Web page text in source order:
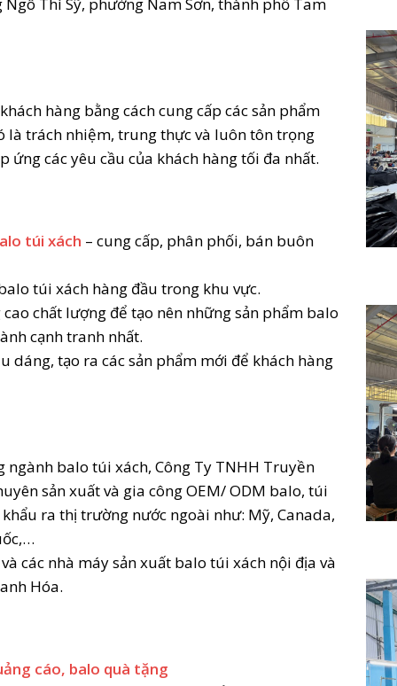
hàng bằng cách cung cấp các sản phẩm
là trách nhiệm, trung thực và luôn tôn trọng
ứng các yêu cầu của khách hàng tối đa nhất.
túi xách – cung cấp, phân phối, bán buôn
túi xách hàng đầu trong khu vực.
chất lượng để tạo nên những sản phẩm balo
cạnh tranh nhất.
dáng, tạo ra các sản phẩm mới để khách hàng
balo túi xách, Công Ty TNHH Truyền
sản xuất và gia công OEM/ ODM balo, túi
ra thị trường nước ngoài như: Mỹ, Canada,
các nhà máy sản xuất balo túi xách nội địa và
Hóa.
cáo, balo quà tặng